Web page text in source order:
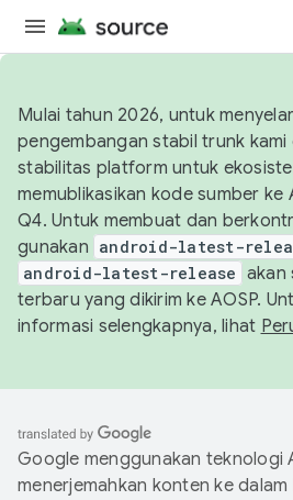
Mulai tahun 2026, untuk
pengembangan stabil trunk kami
stabilitas platform untuk
memublikasikan kode sumber ke
Q4. Untuk membuat dan
gunakan android-latest-
android-latest-release akan
terbaru yang dikirim ke AOSP.
informasi selengkapnya, lihat
Google menggunakan teknologi
menerjemahkan konten ke